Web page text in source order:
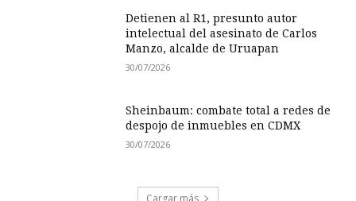
Detienen al R1, presunto autor
intelectual del asesinato de Carlos
Manzo, alcalde de Uruapan
30/07/2026
Sheinbaum: combate total a redes de
despojo de inmuebles en CDMX
30/07/2026